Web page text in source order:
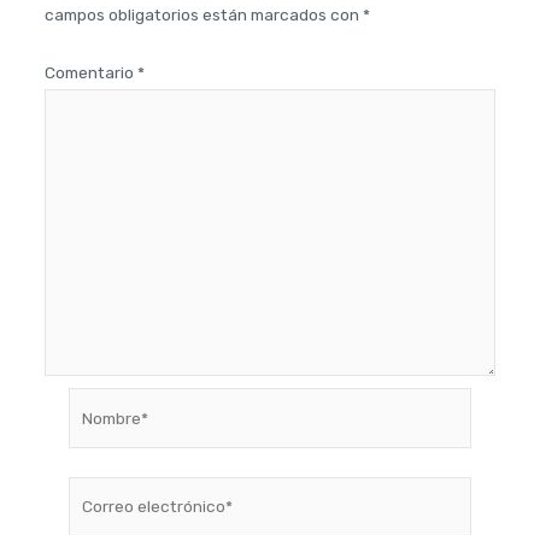
campos obligatorios están marcados con *
Comentario *